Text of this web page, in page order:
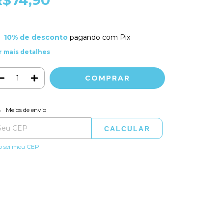
10% de descontopagando com Pix
mais detalhes
para o CEP:
Meios de envio
CALCULAR
sei meu CEP